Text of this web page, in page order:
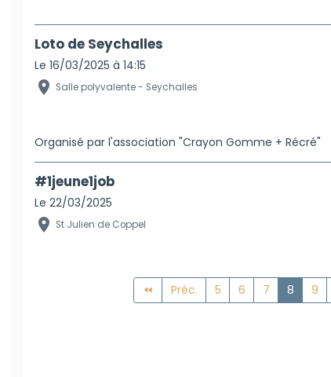
Loto de Seychalles
Le 16/03/2025 à 14:15
Salle polyvalente - Seychalles
Organisé par l'association "Crayon Gomme + Récré"
#1jeune1job
Le 22/03/2025
St Julien de Coppel
Préc. 5 6 7 8 9